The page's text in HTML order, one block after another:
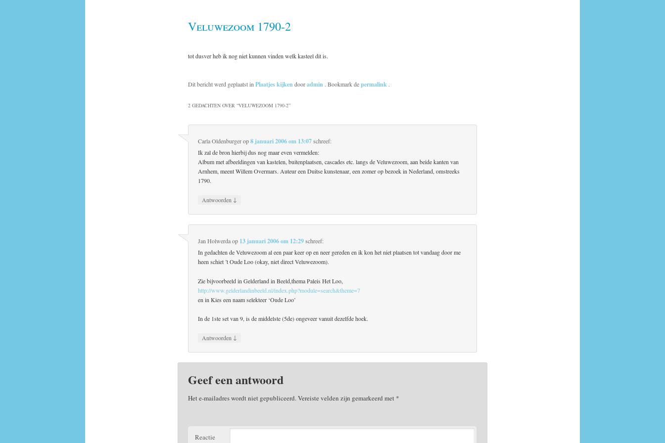
Veluwezoom 1790-2
tot dusver heb ik nog niet kunnen vinden welk kasteel dit is.
Dit bericht werd geplaatst inPlaatjes kijken dooradmin . Bookmark depermalink .
2 GEDACHTEN OVER “VELUWEZOOM 1790-2”
Carla Oldenburgerop8 januari 2006 om 13:07 schreef:
Ik zal de bron hierbij dus nog maar even vermelden:
Album met afbeeldingen van kastelen, buitenplaatsen, cascades etc. langs de Veluwezoom, aan beide kanten van
Arnhem, meent Willem Overmars. Auteur een Duitse kunstenaar, een zomer op bezoek in Nederland, omstreeks
1790.
Antwoorden ↓
Jan Holwerdaop 13 januari 2006 om 12:29 schreef:
In gedachten de Veluwezoom al een paar keer op en neer gereden en ik kon het niet plaatsen tot vandaag door me
heen schiet ’t Oude Loo (okay, niet direct Veluwezoom).
Zie bijvoorbeeld in Gelderland in Beeld,thema Paleis Het Loo,
http://www.gelderlandinbeeld.nl/index.php?module=search&theme=7
en in Kies een naam selekteer ‘Oude Loo’
In de 1ste set van 9, is de middelste (5de) ongeveer vanuit dezelfde hoek.
Antwoorden ↓
Geef een antwoord
Het e-mailadres wordt niet gepubliceerd.Vereiste velden zijn gemarkeerd met *
Reactie